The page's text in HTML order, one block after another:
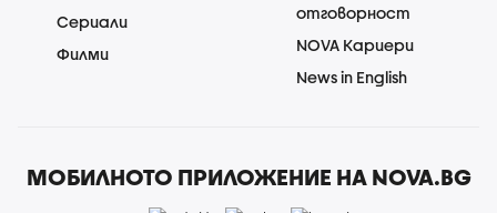
Сериали
Филми
отговорност
NOVA Кариери
News in English
МОБИЛНОТО ПРИЛОЖЕНИЕ НА NOVA.BG